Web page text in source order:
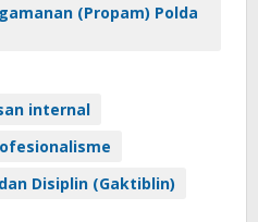
(Propam) Polda
internal
Disiplin (Gaktiblin)